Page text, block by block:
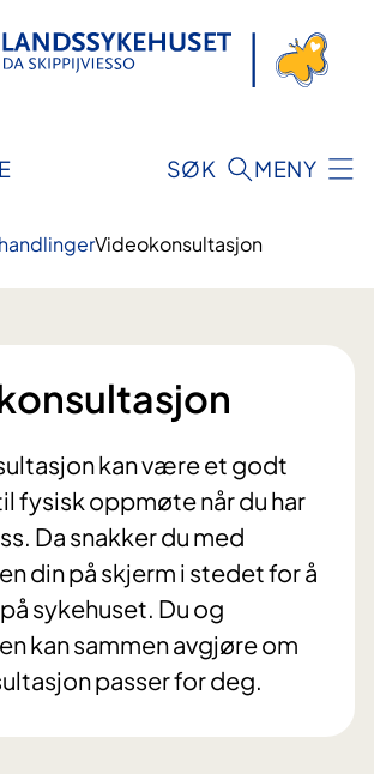
SØK MENY
Videokonsultasjon
kan være et godt
fysisk oppmøte når du har
Da snakker du med
din på skjerm i stedet for å
sykehuset. Du og
kan sammen avgjøre om
passer for deg.